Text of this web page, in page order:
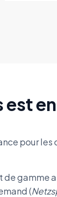
pour les
gamme
(